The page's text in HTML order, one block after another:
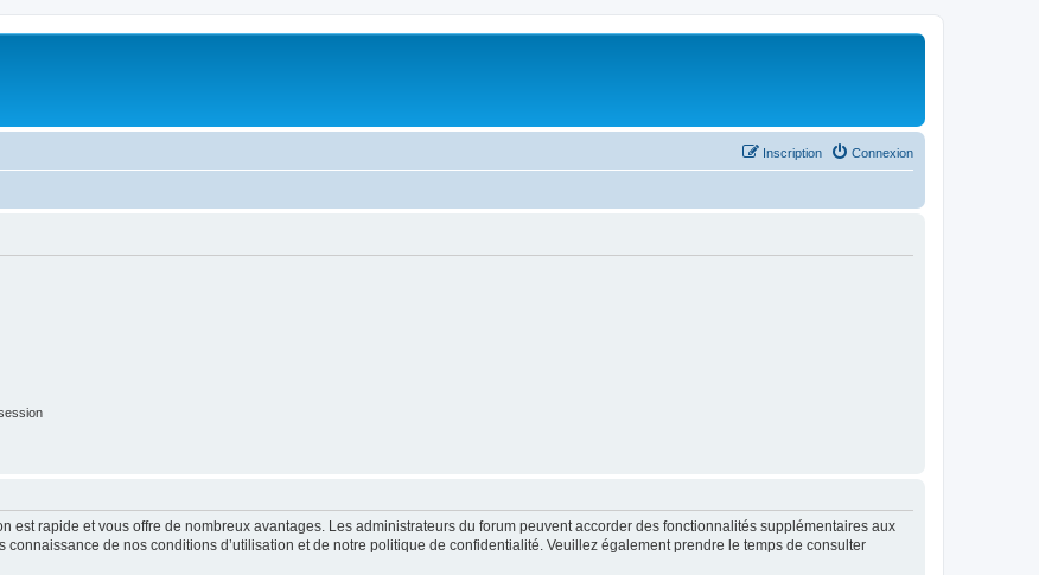
Connexion
Inscription
est rapide et vous offre de nombreux avantages. Les administrateurs du forum peuvent accorder des fonctionnalités supplémentaires aux
connaissance de nos conditions d’utilisation et de notre politique de confidentialité. Veuillez également prendre le temps de consulter